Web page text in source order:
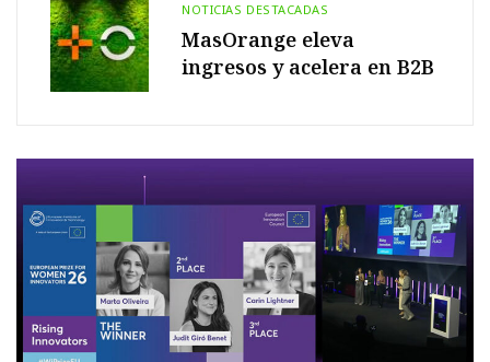
NOTICIAS DESTACADAS
MasOrange eleva
ingresos y acelera en B2B